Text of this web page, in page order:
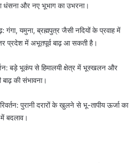
धंसना और नए भूभाग का उभरना।
गंगा, यमुना, ब्रह्मपुत्र जैसी नदियों के प्रवाह में
प्रदेश में अभूतपूर्व बाढ़ आ सकती है।
बड़े भूकंप से हिमालयी क्षेत्र में भूस्खलन और
की संभावना।
पुरानी दरारों के खुलने से भू-तापीय ऊर्जा का
बदलाव।